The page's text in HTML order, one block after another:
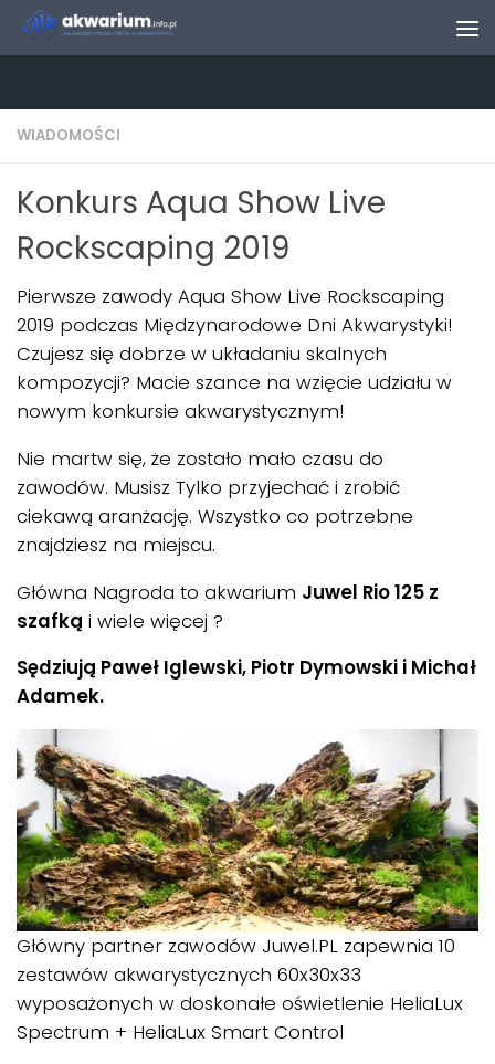
Skip to content
WIADOMOŚCI
Konkurs Aqua Show Live
Rockscaping 2019
Pierwsze zawody Aqua Show Live Rockscaping
2019 podczas Międzynarodowe Dni Akwarystyki!
Czujesz się dobrze w układaniu skalnych
kompozycji? Macie szance na wzięcie udziału w
nowym konkursie akwarystycznym!
Nie martw się, że zostało mało czasu do
zawodów. Musisz Tylko przyjechać i zrobić
ciekawą aranżację. Wszystko co potrzebne
znajdziesz na miejscu.
Główna Nagroda to akwarium Juwel Rio 125 z
szafką i wiele więcej ?
Sędziują Paweł Iglewski, Piotr Dymowski i Michał
Adamek.
Główny partner zawodów Juwel.PL zapewnia 10
zestawów akwarystycznych 60x30x33
wyposażonych w doskonałe oświetlenie HeliaLux
Spectrum + HeliaLux Smart Control